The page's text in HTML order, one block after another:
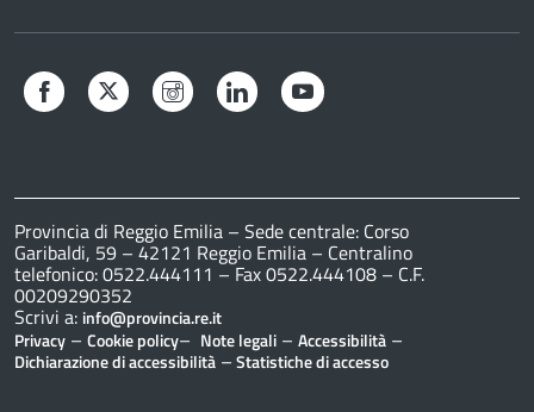
Facebook Twitter Instagram LinkedIn
Provincia di Reggio Emilia – Sede centrale: Corso
Garibaldi, 59 – 42121 Reggio Emilia – Centralino
telefonico: 0522.444111 – Fax 0522.444108 – C.F.
00209290352
Scrivi a: info@provincia.re.it
Privacy – Cookie policy– Note legali – Accessibilità –
Dichiarazione di accessibilità –Statistiche di accesso